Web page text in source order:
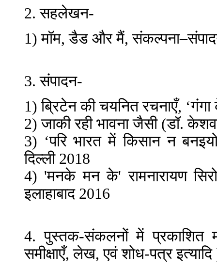
2. सहलेखन-
1) मॉम, डैड और मैं,
3. संपादन-
1) ब्रिटेन की चयनित रचनाएँ,
2) जाकी रही भावना जैसी (डॉ.
3) ‘परि भारत में किसान न
दिल्ली 2018
4) 'मनके मन के' रामनारायण
इलाहाबाद 2016
4. पुस्तक-संकलनों में प्रकाशित
समीक्षाएँ, लेख, एवं शोध-पत्र इत्यादि